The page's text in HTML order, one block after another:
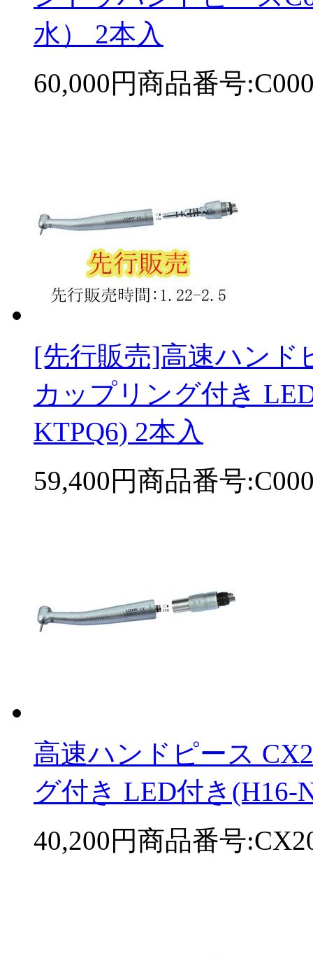
水） 2本入
60,000円商品番号
[先行販売]高速ハンド
カップリング付き
KTPQ6) 2本入
59,400円商品番号
高速ハンドピース
グ付き LED付き(H16-
40,200円商品番号